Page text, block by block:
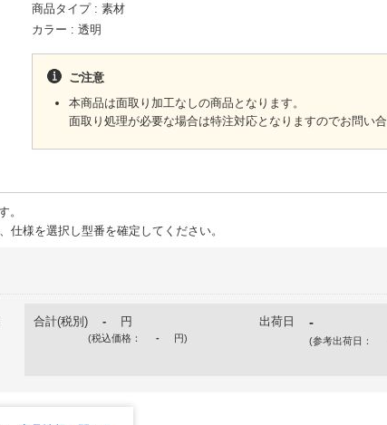
商品タイプ 素材
カラー
透明
ご注意
本商品は面取り加工なしの商品となります。
面取り処理が必要な場合は特注対応となりますのでお問い合
。
仕様を選択し型番を確定してください。
合計(税別) - 円
(税込価格： - 円)
出荷日 -
(参考出荷日：